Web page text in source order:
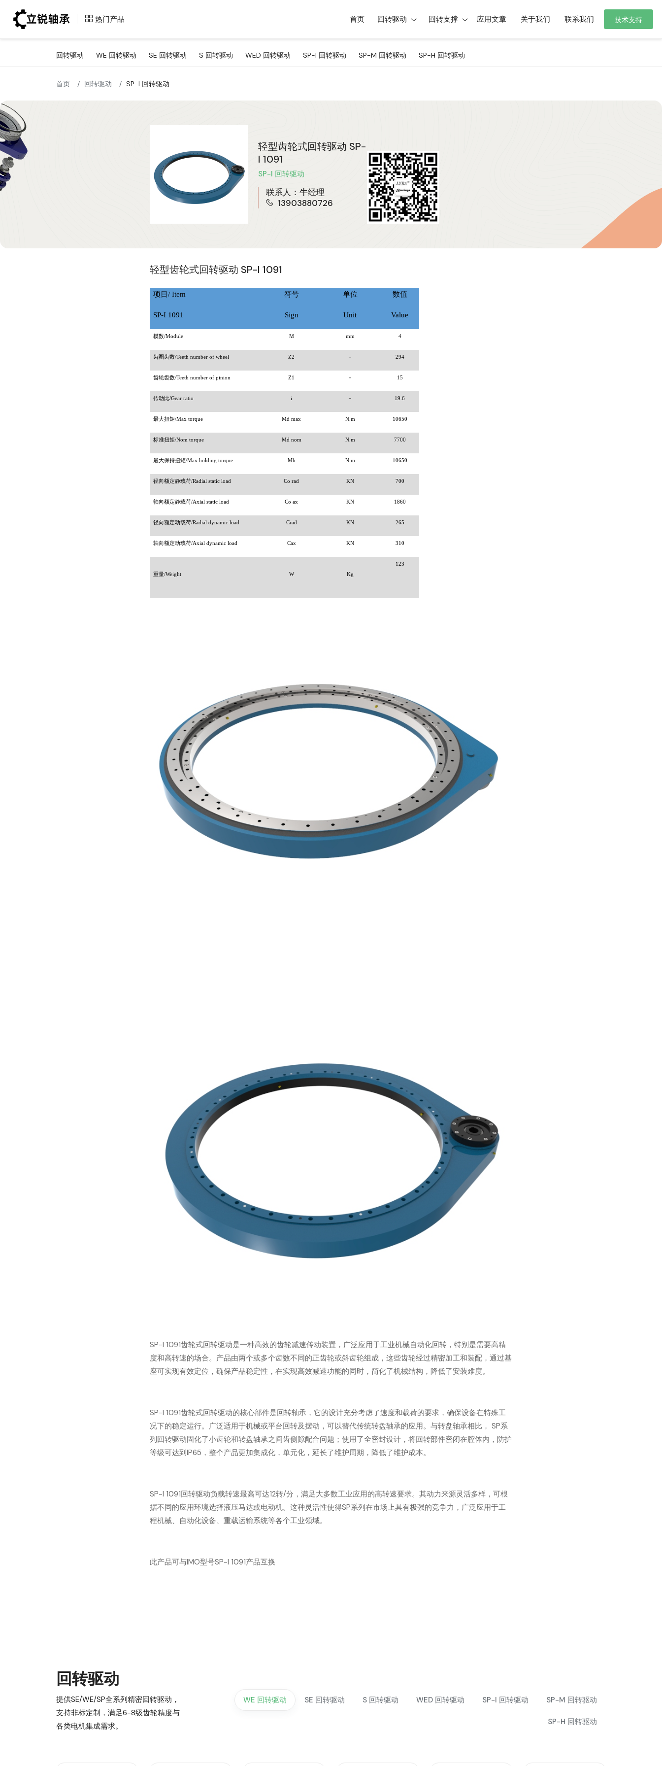
热门产品 首页 回转驱动 回转支撑 应用文章 关于我们 联系我们 技术支持
回转驱动 WE 回转驱动 SE 回转驱动 S 回转驱动 WED 回转驱动 SP-I 回转驱动 SP-M 回转驱动 SP-H 回转驱动
首页 回转驱动 SP-I 回转驱动
轻型齿轮式回转驱动 SP-
I 1091
SP-I 回转驱动
联系人：牛经理
13903880726
轻型齿轮式回转驱动 SP-I 1091
项目 / Item 符号 单位 数值
SP-I 1091 Sign Unit Value
模数/Module M mm 4
齿圈齿数/Teeth number of wheel Z2 － 294
齿轮齿数/Teeth number of pinion Z1 － 15
传动比/Gear ratio i － 19.6
最大扭矩/Max torque Md max N.m 10650
标准扭矩/Nom torque Md nom N.m 7700
最大保持扭矩/Max holding torque Mh N.m 10650
径向额定静载荷/Radial static load Co rad KN 700
轴向额定静载荷/Axial static load Co ax KN 1860
径向额定动载荷/Radial dynamic load Crad KN 265
轴向额定动载荷/Axial dynamic load Cax KN 310
重量/Weight W Kg
123
SP-I 1091齿轮式回转驱动是一种高效的齿轮减速传动装置，广泛应用于工业机械自动化回转，特别是需要高精
度和高转速的场合。产品由两个或多个齿数不同的正齿轮或斜齿轮组成，这些齿轮经过精密加工和装配，通过基
座可实现有效定位，确保产品稳定性，在实现高效减速功能的同时，简化了机械结构，降低了安装难度。
SP-I 1091齿轮式回转驱动的核心部件是回转轴承，它的设计充分考虑了速度和载荷的要求，确保设备在特殊工
况下的稳定运行。广泛适用于机械或平台回转及摆动，可以替代传统转盘轴承的应用。与转盘轴承相比， SP系
列回转驱动固化了小齿轮和转盘轴承之间齿侧隙配合问题；使用了全密封设计，将回转部件密闭在腔体内，防护
等级可达到IP65，整个产品更加集成化，单元化，延长了维护周期，降低了维护成本。
SP-I 1091回转驱动负载转速最高可达12转/分，满足大多数工业应用的高转速要求。其动力来源灵活多样，可根
据不同的应用环境选择液压马达或电动机。这种灵活性使得SP系列在市场上具有极强的竞争力，广泛应用于工
程机械、自动化设备、重载运输系统等各个工业领域。
此产品可与IMO型号SP-I 1091产品互换
回转驱动
提供SE/WE/SP全系列精密回转驱动，
支持非标定制，满足6-8级齿轮精度与
各类电机集成需求。
WE 回转驱动 SE 回转驱动 S 回转驱动 WED 回转驱动 SP-I 回转驱动 SP-M 回转驱动
SP-H 回转驱动
回转驱动
S 回转驱动
WED 回转驱动
SP-I 回转驱动
SP-M 回转驱动
回转支撑